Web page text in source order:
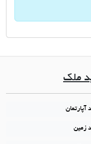
ملک
آپارتمان
زمین